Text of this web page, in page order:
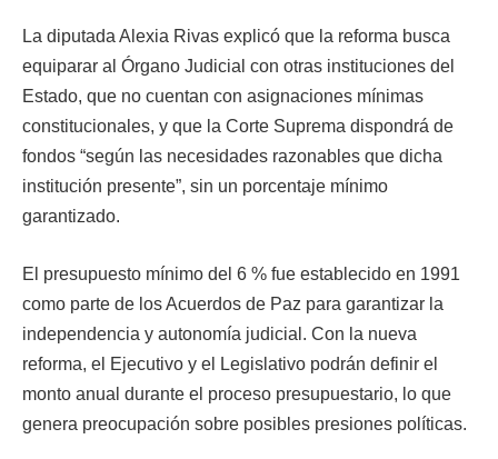
La diputada Alexia Rivas explicó que la reforma busca
equiparar al Órgano Judicial con otras instituciones del
Estado, que no cuentan con asignaciones mínimas
constitucionales, y que la Corte Suprema dispondrá de
fondos “según las necesidades razonables que dicha
institución presente”, sin un porcentaje mínimo
garantizado.
El presupuesto mínimo del 6 % fue establecido en 1991
como parte de los Acuerdos de Paz para garantizar la
independencia y autonomía judicial. Con la nueva
reforma, el Ejecutivo y el Legislativo podrán definir el
monto anual durante el proceso presupuestario, lo que
genera preocupación sobre posibles presiones políticas.